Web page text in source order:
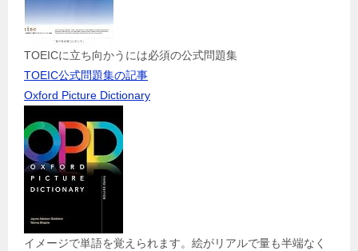
TOEICに立ち向かうには必須の公式問題集
TOEIC公式問題集の記事
Oxford Picture Dictionary
イメージで単語を覚えられます。絵がリアルで量も半端なく